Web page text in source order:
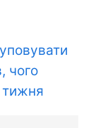
чого
тижня